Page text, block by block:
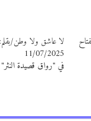
لا عاشق ولا وطن/
11/07/2025
في "رواق قصيدة النثر"